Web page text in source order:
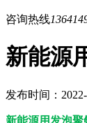
咨询热线
新能源
发布时间：
新能源用发泡